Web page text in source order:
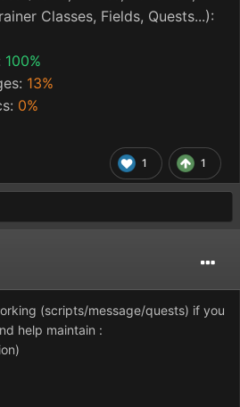
Classes, Fields, Quests...):
100%
13%
0%
1 1
(scripts/message/quests) if you
help maintain :